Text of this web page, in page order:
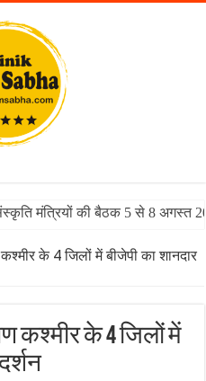
मंत्रियों की बैठक 5 से 8 अगस्त
के 4 जिलों में बीजेपी का शानदार
कश्मीर के 4 जिलों में